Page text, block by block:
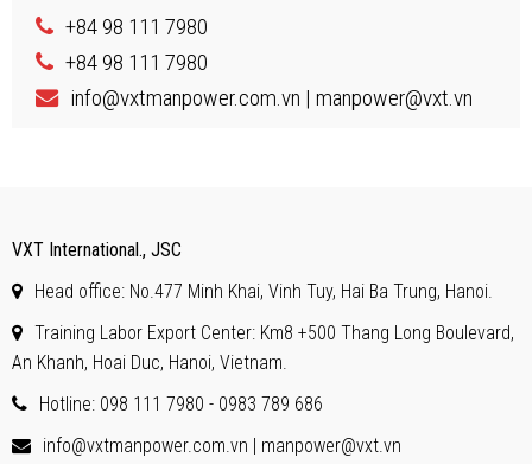
+84 98 111 7980
+84 98 111 7980
info@vxtmanpower.com.vn | manpower@vxt.vn
VXT International., JSC
Head office: No.477 Minh Khai, Vinh Tuy, Hai Ba Trung, Hanoi.
Training Labor Export Center: Km8 +500 Thang Long Boulevard,
An Khanh, Hoai Duc, Hanoi, Vietnam.
Hotline: 098 111 7980 - 0983 789 686
info@vxtmanpower.com.vn | manpower@vxt.vn